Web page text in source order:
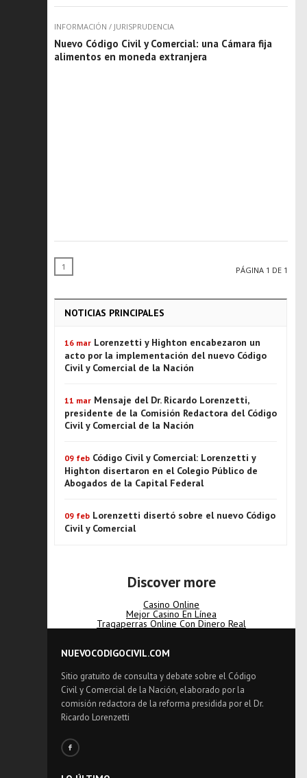
INFORMACIÓN / JURISPRUDENCIA
Nuevo Código Civil y Comercial: una Cámara fija
alimentos en moneda extranjera
1 PÁGINA 1 DE 1
NOTICIAS PRINCIPALES
16 mar Lorenzetti y Highton encabezaron un
acto por la implementación del nuevo Código
Civil y Comercial de la Nación
11 mar Mensaje del Dr. Ricardo Lorenzetti,
presidente de la Comisión Redactora del Código
Civil y Comercial de la Nación
09 feb Código Civil y Comercial: Lorenzetti y
Highton disertaron en el Colegio Público de
Abogados de la Capital Federal
09 feb Lorenzetti disertó sobre el nuevo Código
Civil y Comercial
Discover more
Casino Online
Mejor Casino En Línea
Tragaperras Online Con Dinero Real
NUEVOCODIGOCIVIL.COM
Sitio gratuito de consulta y debate sobre el Código
Civil y Comercial de la Nación, elaborado por la
comisión redactora de la reforma presidida por el Dr.
Ricardo Lorenzetti